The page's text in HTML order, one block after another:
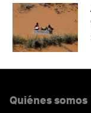
Quiénes somos